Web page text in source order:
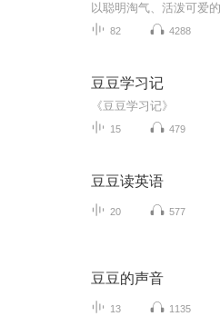
82 4288
豆豆学习记
《豆豆学习记》
15 479
豆豆读英语
20 577
豆豆的声音
13 1135